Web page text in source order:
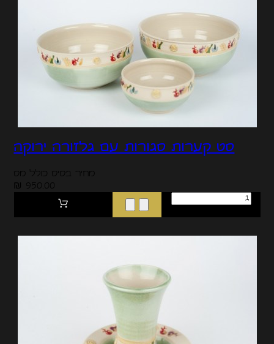
סט קערות סגורות עם גלזורה ירוקה
מחיר בסיס כולל מס
950.00 ₪